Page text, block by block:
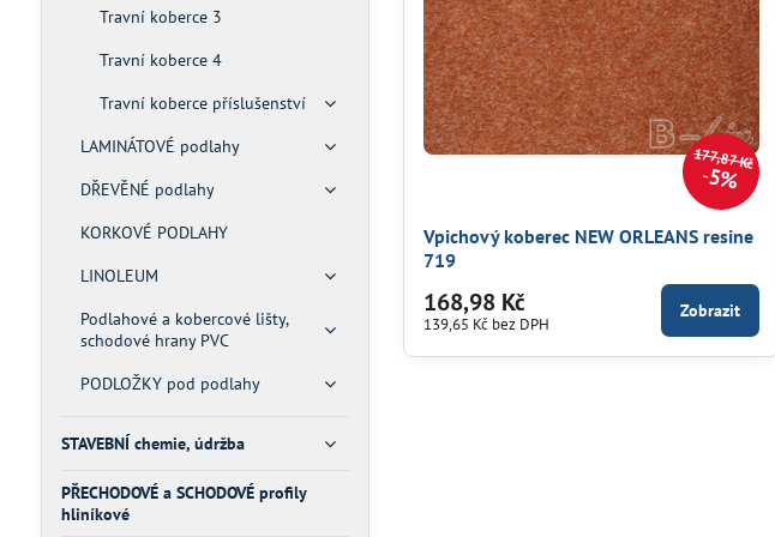
177,87 Kč
5%
Vpichový koberec NEW ORLEANS resine
719
168,98 Kč
139,65 Kč bez DPH
Zobrazit
Travní koberce 3
Travní koberce 4
Travní koberce příslušenství
LAMINÁTOVÉ podlahy
DŘEVĚNÉ podlahy
KORKOVÉ PODLAHY
LINOLEUM
Podlahové a kobercové lišty,
schodové hrany PVC
PODLOŽKY pod podlahy
STAVEBNÍ chemie, údržba
PŘECHODOVÉ a SCHODOVÉ profily
hliníkové